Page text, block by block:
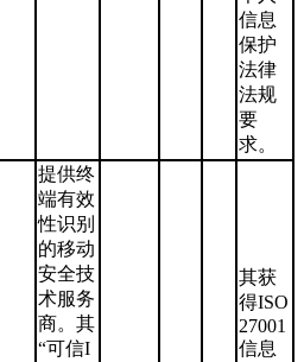
信息
保护
法律
法规
要
求。
提供终
端有效
性识别
的移动
安全技
术服务
商。其
“可信I
其获
得ISO
27001
信息